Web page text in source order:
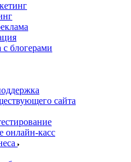
с блогерами
сайта
онлайн-касс